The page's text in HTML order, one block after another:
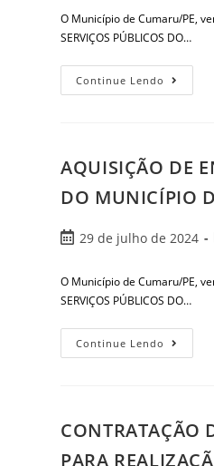
O Município de Cumaru/PE,
SERVIÇOS PÚBLICOS DO…
Continue Lendo
AQUISIÇÃO DE
DO MUNICÍPIO
29 de julho de 2024
O Município de Cumaru/PE,
SERVIÇOS PÚBLICOS DO…
Continue Lendo
CONTRATAÇÃO
PARA